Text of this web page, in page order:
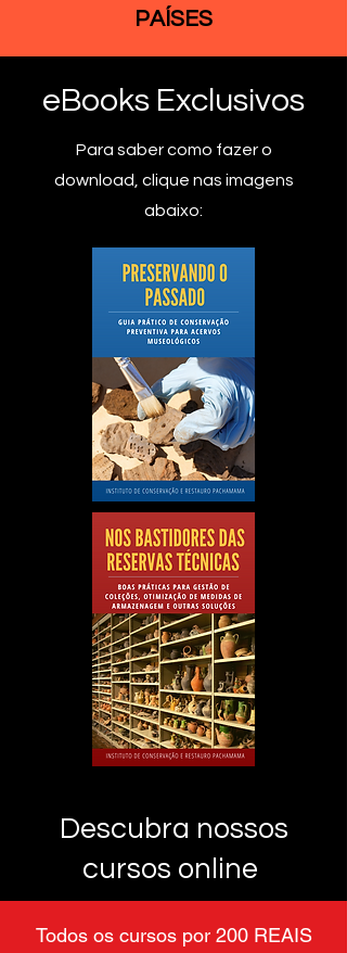
PAÍSES
eBooks Exclusivos
Para saber como fazer o
download, clique nas imagens
abaixo:
Descubra nossos
cursos online
Todos os cursos por 200 REAIS